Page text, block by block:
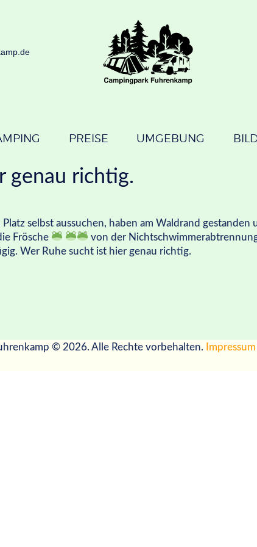
PREISE UMGEBUNG
STARTSEITE
CAMPING
PREISE
BILDERGALERIE
KONTAKT
genau richtig.
selbst aussuchen, haben am Waldrand
Frösche
von der
Wer Ruhe sucht ist hier genau richtig.
© 2026. Alle Rechte vorbehalten.